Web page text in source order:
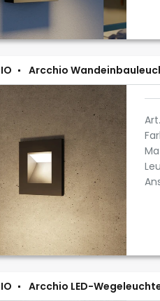
Arcchio
Arcchio LED-